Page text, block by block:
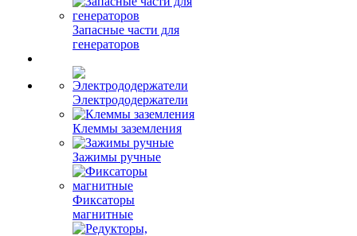
Запасные части для
генераторов
Электрододержатели
Клеммы заземления
Зажимы ручные
Фиксаторы
магнитные